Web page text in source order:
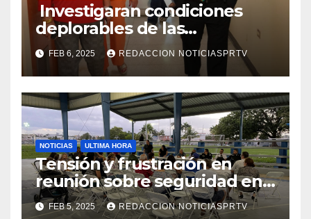
Investigaran condiciones
deplorables de las
facilidades el Departamento
de la Salud en Mayagüez
FEB 6, 2025 REDACCION NOTICIASPRTV
NOTICIAS ULTIMA HORA
Tensión y frustración en
reunión sobre seguridad en
Reparto Metropolitano
FEB 5, 2025 REDACCION NOTICIASPRTV